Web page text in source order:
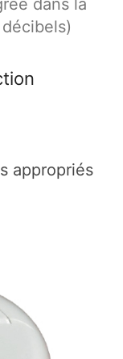
appropriés